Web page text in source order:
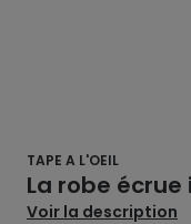
TAPE A L'OEIL
La robe
Voir la description